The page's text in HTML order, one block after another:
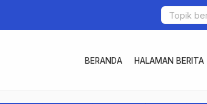
BERANDA HALAMAN BERITA